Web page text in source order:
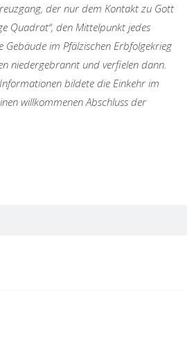
der nur dem Kontakt zu Gott
Quadrat“, den Mittelpunkt jedes
Gebäude im Pfälzischen Erbfolgekrieg
niedergebrannt und verfielen dann.
bildete die Einkehr im
willkommenen Abschluss der